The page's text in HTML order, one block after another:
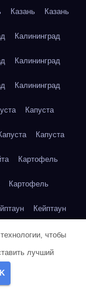
Казань Казань
Калининград
Калининград
Калининград
Капуста
Капуста
Картофель
Картофель
Кейптаун
Кейптаун
Кейптаун
чтобы
лучший